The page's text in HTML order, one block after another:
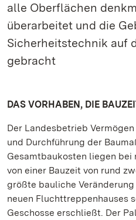
alle Oberflächen
überarbeitet und die
Sicherheitstechnik auf
gebracht
DAS VORHABEN, DIE
Der Landesbetrieb
und Durchführung der
Gesamtbaukosten liegen bei
von einer Bauzeit von rund
größte bauliche
neuen Fluchttreppenhauses
Geschosse erschließt. Der